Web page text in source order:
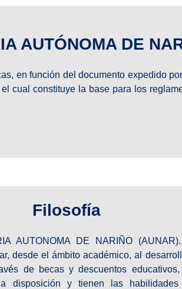
AUTÓNOMA DE
en función del documento expedido
cual constituye la base para los
Filosofía
AUTONOMA DE NARIÑO
desde el ámbito académico, al
de becas y descuentos
disposición y tienen las habilidades